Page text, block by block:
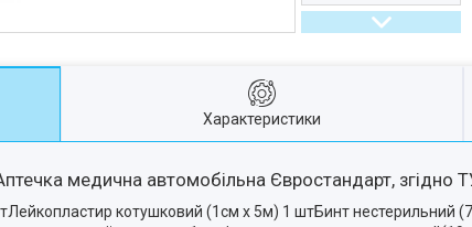
Характеристики
медична автомобільна Євростандарт, згідно
котушковий (1см х 5м) 1 штБинт